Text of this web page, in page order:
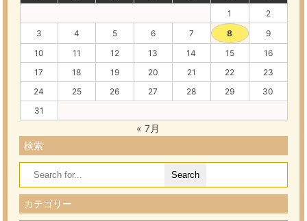
1
2
3
4 5 6 7 8
9
10
11 12 13 14 15
16
17
18 19 20 21 22
23
24
25 26 27 28 29
30
31
« 7月
検索
Search
for:
カテゴリー